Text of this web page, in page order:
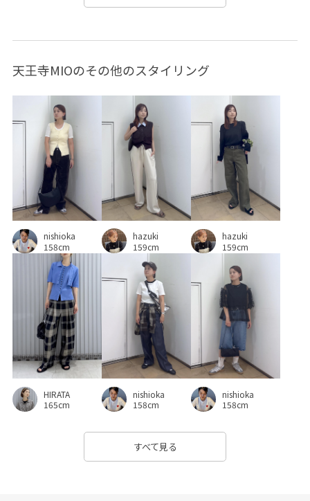
キラキラ コーディネートしやすい
シアー シアー素材 シャツ シンプル ジャージ
ジレ スクエアネック スタンドネック
スリット セットアップ セットアップ対象商品
タイト タック デイリーで活躍 デコルテがきれい
ドロストデザイン ノースリーブ バックスリット
バングル フェイクレザー フェミニン
フラットサンダル ヘルシー ペプラム ボーダー
ポリエステル マチ付き ミラー モダン
ラインストーン リサイクル リラックス感
ロングスカート ロングスリーブ ワンピース
別注アイテム 動きやすい 取り外し可能
取り外し可能なショルダー 合わせやすい 夏雑貨
大人っぽい 安定感 履き心地が良い 快適
快適なはき心地 抜け感 歩きやすい 涼しげ
疲れにくい 着心地が良い 着脱しやすい
穿き心地が良い 立体的 肌見せ
天王寺MIOのその他のスタイリング
nishioka
158cm
hazuki
159cm
hazuki
159cm
HIRATA
165cm
nishioka
158cm
nishioka
158cm
すべて見る